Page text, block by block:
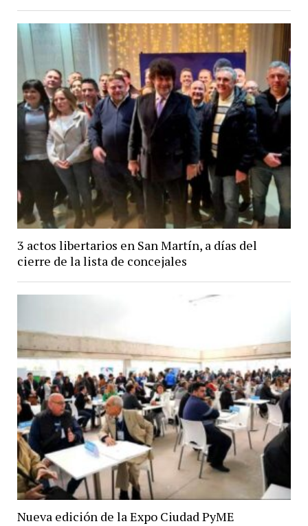
3 actos libertarios en San Martín, a días del
cierre de la lista de concejales
Nueva edición de la Expo Ciudad PyME